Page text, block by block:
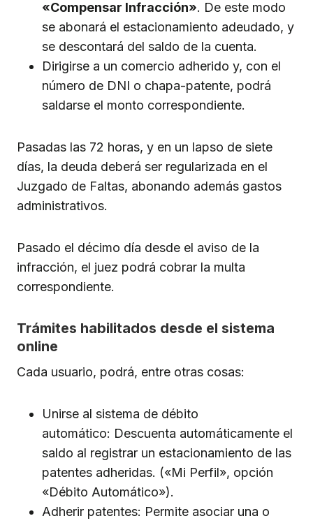
«Compensar Infracción». De este modo
se abonará el estacionamiento adeudado, y
se descontará del saldo de la cuenta.
Dirigirse a un comercio adherido y, con el
número de DNI o chapa-patente, podrá
saldarse el monto correspondiente.
Pasadas las 72 horas, y en un lapso de siete
días, la deuda deberá ser regularizada en el
Juzgado de Faltas, abonando además gastos
administrativos.
Pasado el décimo día desde el aviso de la
infracción, el juez podrá cobrar la multa
correspondiente.
Trámites habilitados desde el sistema
online
Cada usuario, podrá, entre otras cosas:
Unirse al sistema de débito
automático: Descuenta automáticamente el
saldo al registrar un estacionamiento de las
patentes adheridas. («Mi Perfil», opción
«Débito Automático»).
Adherir patentes: Permite asociar una o